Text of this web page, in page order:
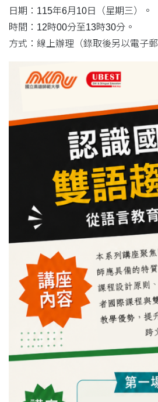
日期：115年6月10日（星期三）。
時間：12時00分至13時30分。
方式：線上辦理（錄取後另以電子